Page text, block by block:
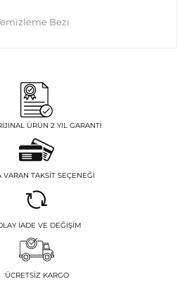
Bezi
ÜRÜN 2 YIL GARANTI
VARAN TAKSIT SEÇENEĞI
İADE VE DEĞIŞIM
ÜCRETSIZ KARGO